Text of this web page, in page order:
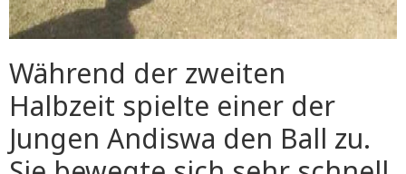
Während der zweiten
Halbzeit spielte einer der
Jungen Andiswa den Ball zu.